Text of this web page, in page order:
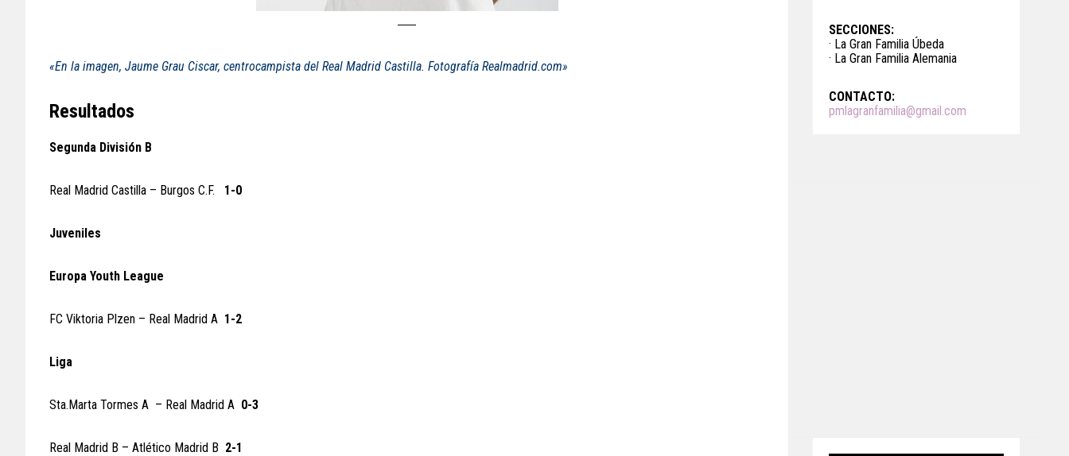
«En la imagen, Jaume Grau Ciscar, centrocampista del Real Madrid Castilla. Fotografía Realmadrid.com»
Resultados
Segunda División B
Real Madrid Castilla – Burgos C.F. 1-0
Juveniles
Europa Youth League
FC Viktoria Plzen – Real Madrid A 1-2
Liga
Sta.Marta Tormes A – Real Madrid A 0-3
Real Madrid B – Atlético Madrid B 2-1
SECCIONES:
· La Gran Familia Úbeda
· La Gran Familia Alemania
CONTACTO:
pmlagranfamilia@gmail.com